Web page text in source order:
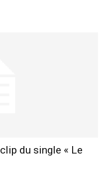
du single « Le